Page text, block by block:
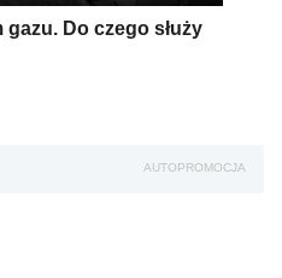
gazu. Do czego służy
AUTOPROMOCJA